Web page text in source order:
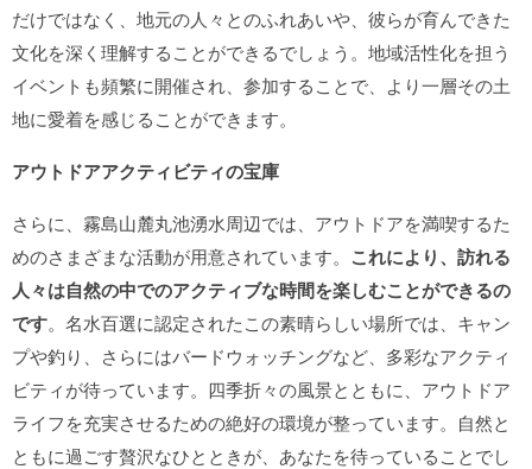
だけではなく、地元の人々とのふれあいや、彼らが育んできた
文化を深く理解することができるでしょう。地域活性化を担う
イベントも頻繁に開催され、参加することで、より一層その土
地に愛着を感じることができます。
アウトドアアクティビティの宝庫
さらに、霧島山麓丸池湧水周辺では、アウトドアを満喫するた
めのさまざまな活動が用意されています。 これにより、訪れる
人々は自然の中でのアクティブな時間を楽しむことができるの
です。名水百選に認定されたこの素晴らしい場所では、キャン
プや釣り、さらにはバードウォッチングなど、多彩なアクティ
ビティが待っています。四季折々の風景とともに、アウトドア
ライフを充実させるための絶好の環境が整っています。自然と
ともに過ごす贅沢なひとときが、あなたを待っていることでし